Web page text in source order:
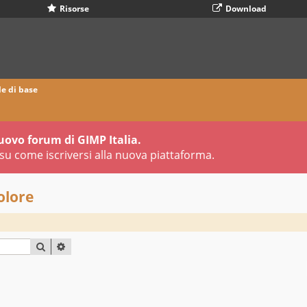
Risorse Download
di base
forum di GIMP Italia.
come iscriversi alla nuova piattaforma.
CERCA